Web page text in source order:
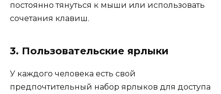
постоянно тянуться к мыши или использовать
сочетания клавиш.
3. Пользовательские ярлыки
У каждого человека есть свой
предпочтительный набор ярлыков для доступа